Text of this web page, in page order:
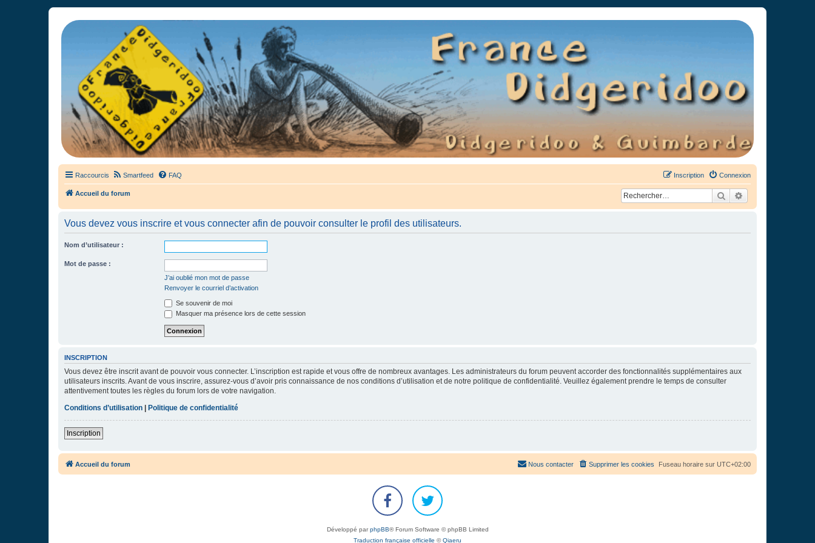
France Didgeridoo
Didgeridoo et Guimbarde sur France Didgeridoo - retrouvez la communauté.
Raccourcis Smartfeed FAQ Connexion
Inscription
Accueil du forum Rechercher
Vous devez vous inscrire et vous connecter afin de pouvoir consulter le profil des utilisateurs.
Nom d’utilisateur :
Mot de passe :
J’ai oublié mon mot de passe
Renvoyer le courriel d’activation
Se souvenir de moi
Masquer ma présence lors de cette session
INSCRIPTION
Vous devez être inscrit avant de pouvoir vous connecter. L’inscription est rapide et vous offre de nombreux avantages. Les administrateurs du forum peuvent accorder des fonctionnalités supplémentaires aux
utilisateurs inscrits. Avant de vous inscrire, assurez-vous d’avoir pris connaissance de nos conditions d’utilisation et de notre politique de confidentialité. Veuillez également prendre le temps de consulter
attentivement toutes les règles du forum lors de votre navigation.
Conditions d’utilisation
Politique de confidentialité
Inscription
Accueil du forum Fuseau horaire sur UTC+02:00
Supprimer les cookies
Nous contacter
Développé parphpBB® Forum Software © phpBB Limited
Traduction française officielle ©Qiaeru